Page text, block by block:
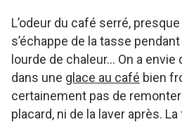
L’odeur du café serré,
s’échappe de la tasse
lourde de chaleur… On a envie
dans une glace au café bien
certainement pas de
placard, ni de la laver après.